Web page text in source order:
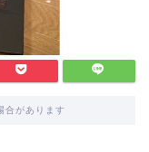
合があります